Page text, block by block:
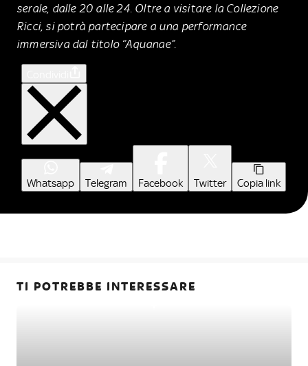
serale, dalle 20 alle 24. Oltre a visitare la Collezione
Ricci, si potrà partecipare a una performance
immersiva dal titolo “Aquanae”.
Whatsapp Telegram Facebook Twitter Copia link
TI POTREBBE INTERESSARE